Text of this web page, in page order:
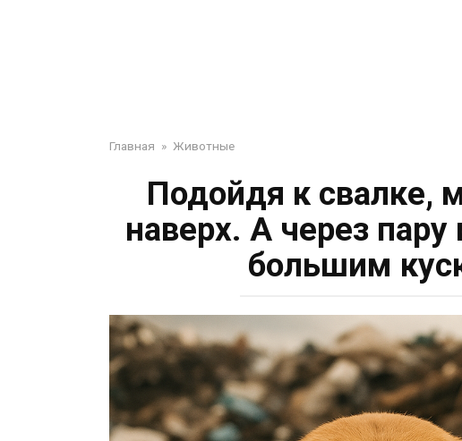
Главная » Животные
Подойдя к свалке,
наверх. А через
большим